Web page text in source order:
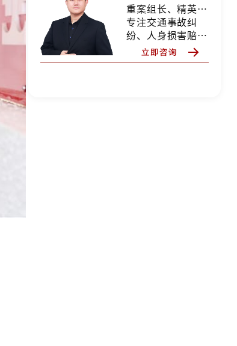
重案组长、精英律师
专注交通事故纠
纷、人身损害赔
偿、合同纠纷、婚
姻家事等